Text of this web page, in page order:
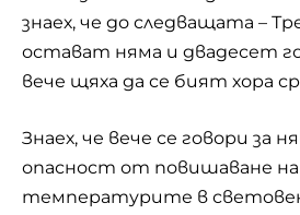
знаех, че до следващата –
остават няма и двадесет
вече щяха да се бият хора
Знаех, че вече се говори за
опасност от повишаване на
температурите в